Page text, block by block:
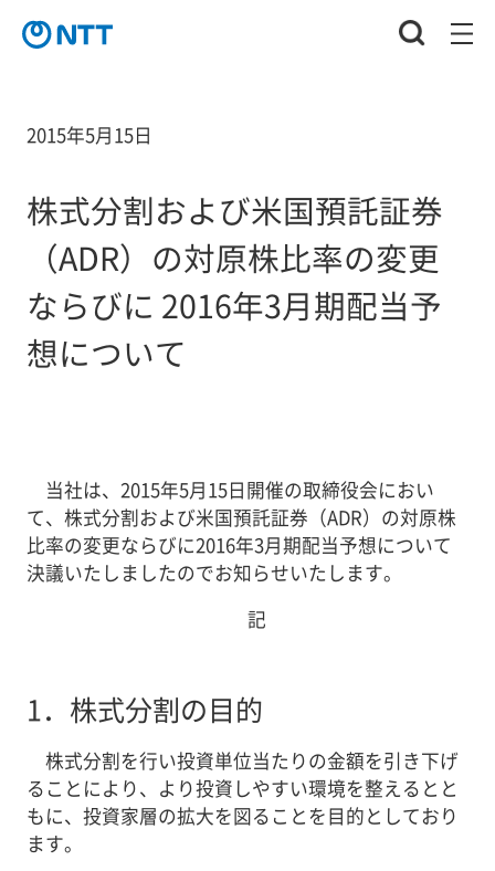
2015年5月15日
株式分割および米国預託証券
（ADR）の対原株比率の変更
ならびに 2016年3月期配当予
想について
当社は、2015年5月15日開催の取締役会におい
て、株式分割および米国預託証券（ADR）の対原株
比率の変更ならびに2016年3月期配当予想について
決議いたしましたのでお知らせいたします。
記
1． 株式分割の目的
株式分割を行い投資単位当たりの金額を引き下げ
ることにより、より投資しやすい環境を整えるとと
もに、投資家層の拡大を図ることを目的としており
ます。